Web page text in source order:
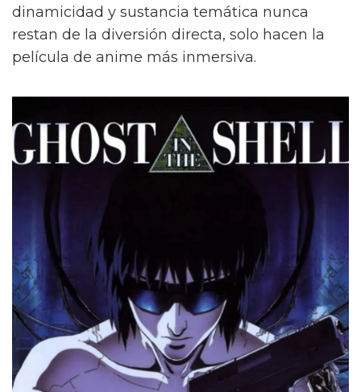
dinamicidad y sustancia temática nunca
restan de la diversión directa, solo hacen la
película de anime más inmersiva.